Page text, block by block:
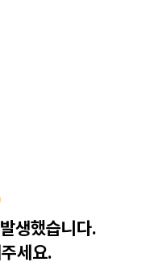
생했습니다.
세요.